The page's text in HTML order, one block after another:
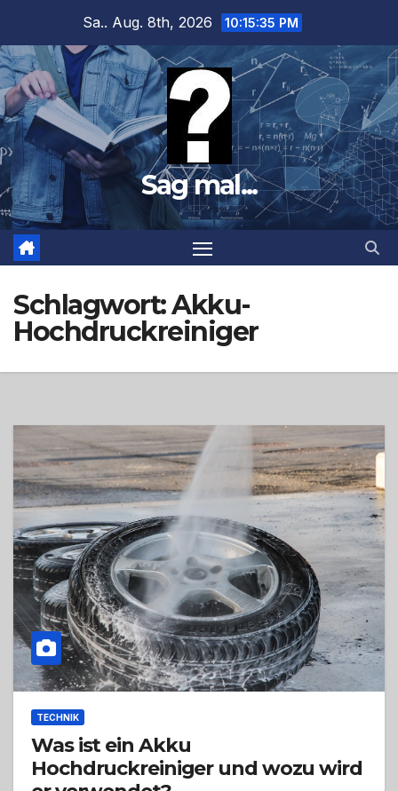
springen
Sa.. Aug. 8th, 2026 10:15:36 PM
Sag mal...
Schlagwort:Akku-
Hochdruckreiniger
TECHNIK
Was ist ein Akku
Hochdruckreiniger und wozu wird